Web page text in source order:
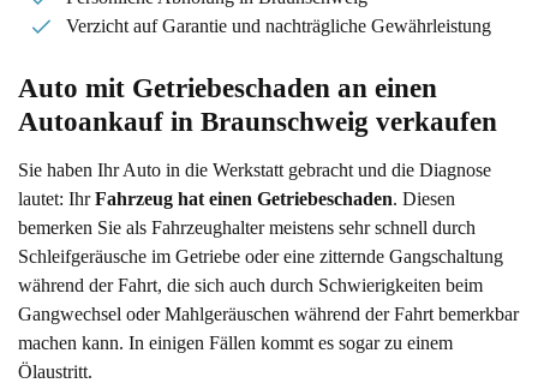
Verzicht auf Garantie und nachträgliche Gewährleistung
Auto mit Getriebeschaden an einen
Autoankauf in Braunschweig verkaufen
Sie haben Ihr Auto in die Werkstatt gebracht und die Diagnose
lautet: IhrFahrzeug hat einen Getriebeschaden. Diesen
bemerken Sie als Fahrzeughalter meistens sehr schnell durch
Schleifgeräusche im Getriebe oder eine zitternde Gangschaltung
während der Fahrt, die sich auch durch Schwierigkeiten beim
Gangwechsel oder Mahlgeräuschen während der Fahrt bemerkbar
machen kann. In einigen Fällen kommt es sogar zu einem
Ölaustritt.